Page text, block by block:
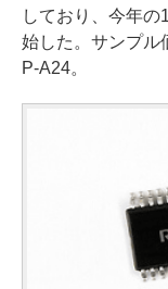
しており、今年
始した。サンプル
P-A24。